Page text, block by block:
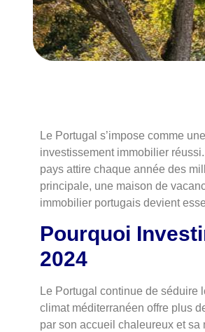
Le Portugal s’impose comme
investissement immobilier
pays attire chaque année des
principale, une maison de
immobilier portugais devient
Pourquoi
2024
Le Portugal continue de séduire
climat méditerranéen offre plus
par son accueil chaleureux et sa